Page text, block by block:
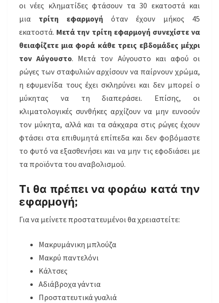
οι νέες κληματίδες φτάσουν τα 30 εκατοστά και
μια τρίτη εφαρμογή όταν έχουν μήκος 45
εκατοστά. Μετά την τρίτη εφαρμογή συνεχίστε να
θειαφίζετε μια φορά κάθε τρεις εβδομάδες μέχρι
τον Αύγουστο. Μετά τον Αύγουστο και αφού οι
ρώγες των σταφυλιών αρχίσουν να παίρνουν χρώμα,
η εφυμενίδα τους έχει σκληρύνει και δεν μπορεί ο
μύκητας να τη διαπεράσει. Επίσης, οι
κλιματολογικές συνθήκες αρχίζουν να μην ευνοούν
τον μύκητα, αλλά και τα σάκχαρα στις ρώγες έχουν
φτάσει στα επιθυμητά επίπεδα και δεν φοβόμαστε
το φυτό να εξασθενήσει και να μην τις εφοδιάσει με
τα προϊόντα του αναβολισμού.
Τι θα πρέπει να φοράω κατά την
εφαρμογή;
Για να μείνετε προστατευμένοι θα χρειαστείτε:
Μακρυμάνικη μπλούζα
Μακρύ παντελόνι
Κάλτσες
Αδιάβροχα γάντια
Προστατευτικά γυαλιά